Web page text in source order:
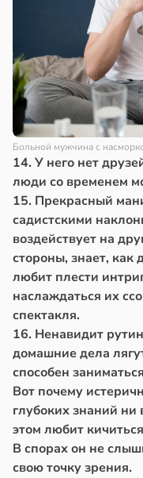
Больной мужчина с
14. У него нет
люди со временем
15. Прекрасный
садистскими
воздействует на
стороны, знает, как
любит плести
наслаждаться их
спектакля.
16. Ненавидит
домашние дела
способен
Вот почему
глубоких знаний ни
этом любит
В спорах он не
свою точку зрения.